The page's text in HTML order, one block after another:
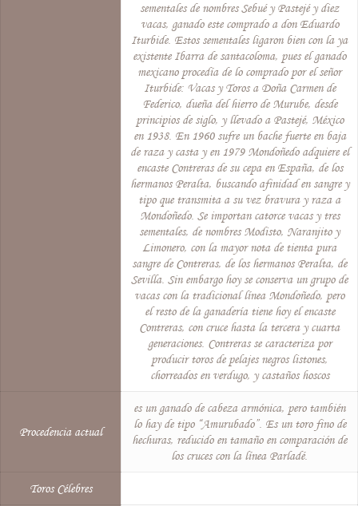
sementales de nombres Sebué y Pastejé y diez
vacas, ganado este comprado a don Eduardo
Iturbide. Estos sementales ligaron bien con la ya
existente Ibarra de santacoloma, pues el ganado
mexicano procedía de lo comprado por el señor
Iturbide: Vacas y Toros a Doña Carmen de
Federico, dueña del hierro de Murube, desde
principios de siglo, y llevado a Pastejé, México
en 1938. En 1960 sufre un bache fuerte en baja
de raza y casta y en 1979 Mondoñedo adquiere el
encaste Contreras de su cepa en España, de los
hermanos Peralta, buscando afinidad en sangre y
tipo que transmita a su vez bravura y raza a
Mondoñedo. Se importan catorce vacas y tres
sementales, de nombres Modisto, Naranjito y
Limonero, con la mayor nota de tienta pura
sangre de Contreras, de los hermanos Peralta, de
Sevilla. Sin embargo hoy se conserva un grupo de
vacas con la tradicional línea Mondoñedo, pero
el resto de la ganadería tiene hoy el encaste
Contreras, con cruce hasta la tercera y cuarta
generaciones. Contreras se caracteriza por
producir toros de pelajes negros listones,
chorreados en verdugo, y castaños hoscos
Procedencia actual
es un ganado de cabeza armónica, pero también
lo hay de tipo “Amurubado”. Es un toro fino de
hechuras, reducido en tamaño en comparación de
los cruces con la línea Parladé.
Toros Célebres